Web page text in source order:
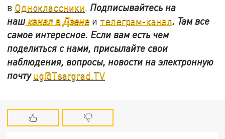
в Одноклассники Подписывайтесь на
нашканал в Дзене и телеграм-канал. Там все
самое интересное. Если вам есть чем
поделиться с нами, присылайте свои
наблюдения, вопросы, новости на электронную
почтуug@Tsargrad.TV